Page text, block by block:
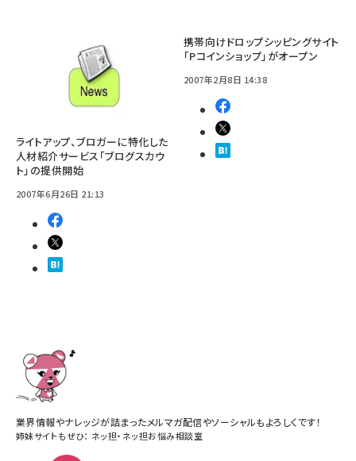
ライトアップ、ブロガーに特化した
人材紹介サービス「ブログスカウ
ト」の提供開始
2007年6月26日 21:13
携帯向けドロップシッピングサイト
「Pコインショップ」がオープン
2007年2月8日 14:38
業界情報やナレッジが詰まったメルマガ配信やソーシャルもよろしくです！
姉妹サイトもぜひ： ネッ担・ ネッ担お悩み相談室